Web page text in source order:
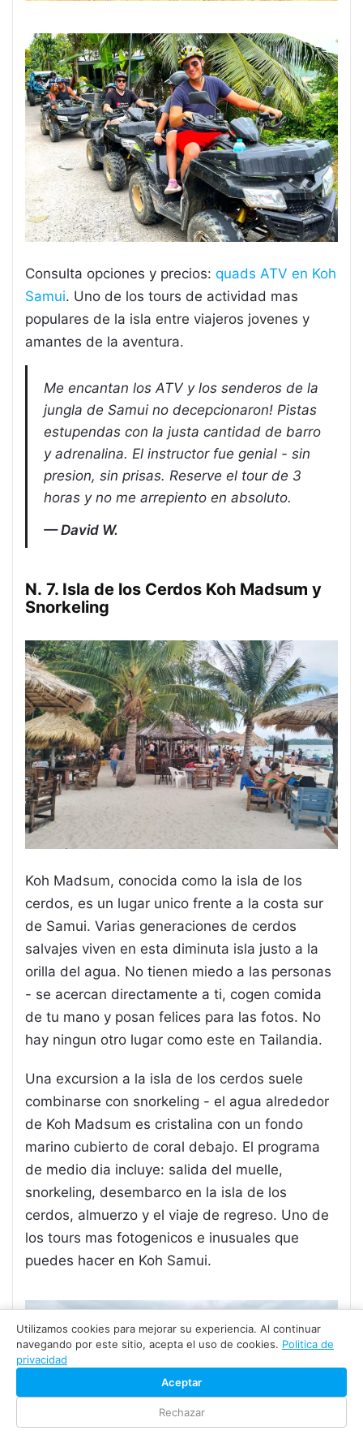
Consulta opciones y precios: quads ATV en Koh
Samui. Uno de los tours de actividad mas
populares de la isla entre viajeros jovenes y
amantes de la aventura.
Me encantan los ATV y los senderos de la
jungla de Samui no decepcionaron! Pistas
estupendas con la justa cantidad de barro
y adrenalina. El instructor fue genial - sin
presion, sin prisas. Reserve el tour de 3
horas y no me arrepiento en absoluto.
David W.
N. 7. Isla de los Cerdos Koh Madsum y
Snorkeling
Koh Madsum, conocida como la isla de los
cerdos, es un lugar unico frente a la costa sur
de Samui. Varias generaciones de cerdos
salvajes viven en esta diminuta isla justo a la
orilla del agua. No tienen miedo a las personas
- se acercan directamente a ti, cogen comida
de tu mano y posan felices para las fotos. No
hay ningun otro lugar como este en Tailandia.
Una excursion a la isla de los cerdos suele
combinarse con snorkeling - el agua alrededor
de Koh Madsum es cristalina con un fondo
marino cubierto de coral debajo. El programa
de medio dia incluye: salida del muelle,
snorkeling, desembarco en la isla de los
cerdos, almuerzo y el viaje de regreso. Uno de
los tours mas fotogenicos e inusuales que
puedes hacer en Koh Samui.
Utilizamos cookies para mejorar su experiencia. Al continuar
navegando por este sitio, acepta el uso de cookies. Politica de
privacidad
Aceptar
Rechazar